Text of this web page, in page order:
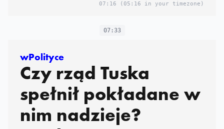
07:16 (05:16 in your timezone)
07:33
wPolityce
Czy rząd Tuska
spełnił pokładane w
nim nadzieje?